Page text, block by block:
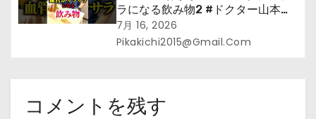
ラになる飲み物2 #ドクター山本
#Dr.山本#緑茶
7月 16, 2026
Pikakichi2015@gmail.com
コメントを残す